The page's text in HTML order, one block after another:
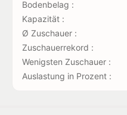
Bodenbelag :
Kapazität :
Ø Zuschauer :
Zuschauerrekord :
Wenigsten Zuschauer :
Auslastung in Prozent :